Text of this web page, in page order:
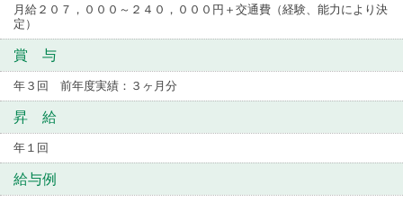
月給２０７，０００～２４０，０００円＋交通費（経験、能力により決
定）
賞 与
年３回 前年度実績：３ヶ月分
昇 給
年１回
給与例